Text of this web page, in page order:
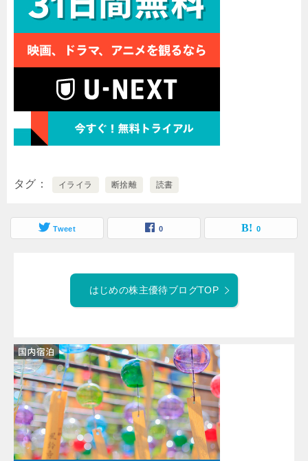
タグ イライラ 断捨離 読書
Tweet 0 0
はじめの株主優待ブログTOP